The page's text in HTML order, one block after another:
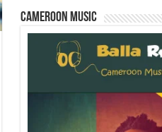
Cameroon Music